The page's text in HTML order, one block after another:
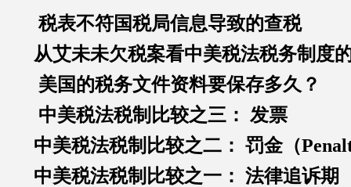
税表不符国税局信息导致的查税
从艾未未欠税案看中美税法税务制度
美国的税务文件资料要保存多久？
中美税法税制比较之三： 发票
中美税法税制比较之二： 罚金（
中美税法税制比较之一： 法律追诉期